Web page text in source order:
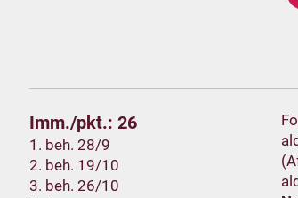
Imm./pkt.: 26
1. beh. 28/9
2. beh. 19/10
3. beh. 26/10